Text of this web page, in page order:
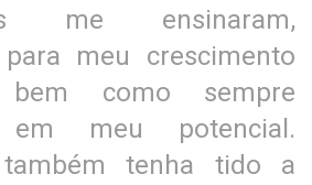
me ensinaram,
meu crescimento
bem como sempre
em meu potencial.
tenha tido a